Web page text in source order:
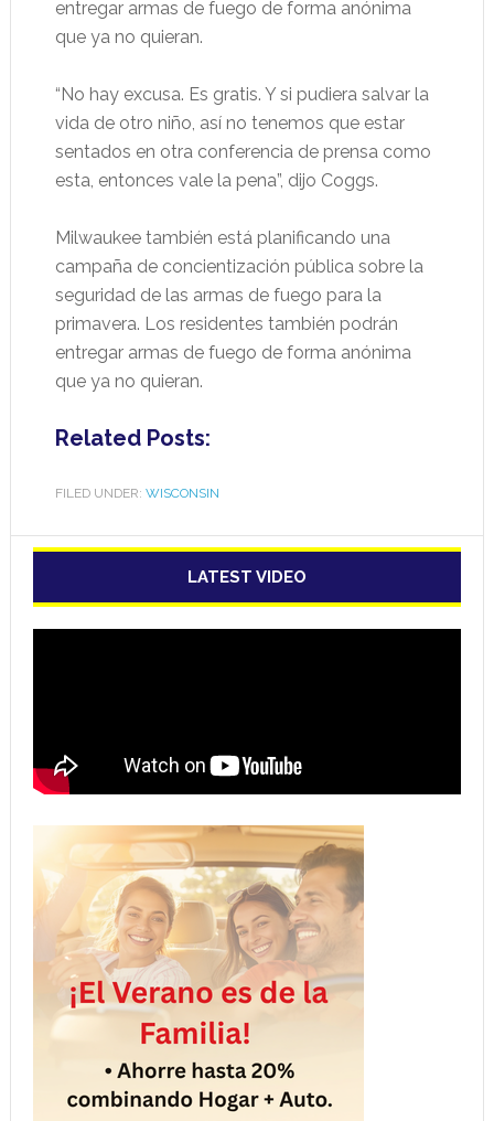
entregar armas de fuego de forma anónima
que ya no quieran.
“No hay excusa. Es gratis. Y si pudiera salvar la
vida de otro niño, así no tenemos que estar
sentados en otra conferencia de prensa como
esta, entonces vale la pena”, dijo Coggs.
Milwaukee también está planificando una
campaña de concientización pública sobre la
seguridad de las armas de fuego para la
primavera. Los residentes también podrán
entregar armas de fuego de forma anónima
que ya no quieran.
Related Posts:
FILED UNDER: WISCONSIN
LATEST VIDEO